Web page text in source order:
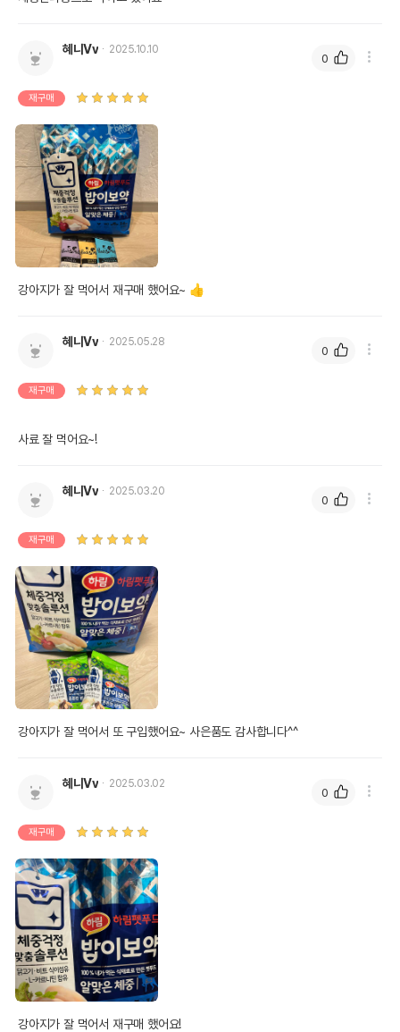
혜니Vv 2025.10.10
재구매
강아지가 잘 먹어서 재구매 했어요~ 👍
0
혜니Vv 2025.05.28
재구매
사료 잘 먹어요~!
0
혜니Vv 2025.03.20
재구매
강아지가 잘 먹어서 또 구입했어요~ 사은품도 감사합니다^^
0
혜니Vv 2025.03.02
재구매
강아지가 잘 먹어서 재구매 했어요!
0